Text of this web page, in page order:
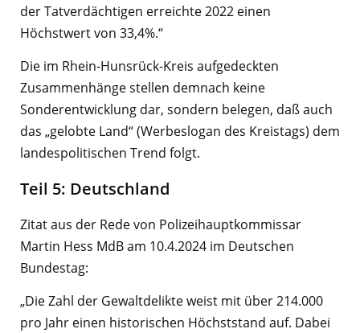
der Tatverdächtigen erreichte 2022 einen
Höchstwert von 33,4%.“
Die im Rhein-Hunsrück-Kreis aufgedeckten
Zusammenhänge stellen demnach keine
Sonderentwicklung dar, sondern belegen, daß auch
das „gelobte Land“ (Werbeslogan des Kreistags) dem
landespolitischen Trend folgt.
Teil 5: Deutschland
Zitat aus der Rede von Polizeihauptkommissar
Martin Hess MdB am 10.4.2024 im Deutschen
Bundestag:
„Die Zahl der Gewaltdelikte weist mit über 214.000
pro Jahr einen historischen Höchststand auf. Dabei